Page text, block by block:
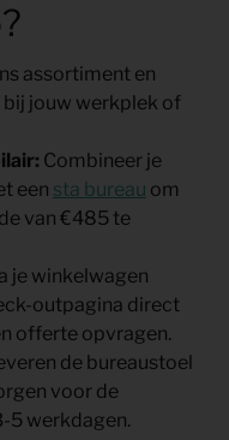
assortiment en
jouw werkplek of
Combineer je
een sta bureau om
van €485 te
je winkelwagen
outpagina direct
offerte opvragen.
de bureaustoel
voor de
5 werkdagen.